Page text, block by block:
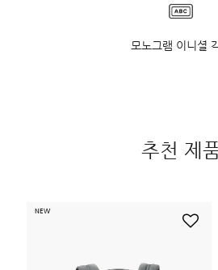
모노그램 이니셜
추천 제
NEW